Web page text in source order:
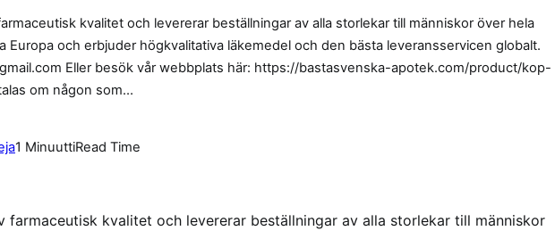
kvalitet och levererar beställningar av alla storlekar till människor över hela
Europa och erbjuder högkvalitativa läkemedel och den bästa leveransservicen globalt.
Eller besök vår webbplats här: https://bastasvenska-apotek.com/product/kop-
om någon som…
a
i
1 MinuuttiRead Time
farmaceutisk kvalitet och levererar beställningar av alla storlekar till människor